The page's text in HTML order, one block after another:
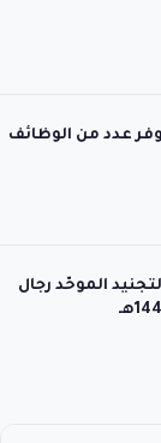
عدد من الوظائف
الموحّد رجال